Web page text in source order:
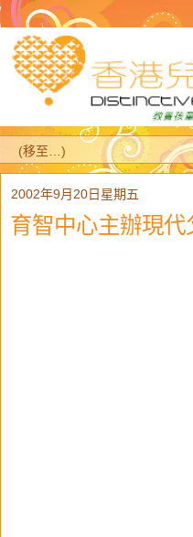
2002年9月20日星期五
育智中心主辦現代